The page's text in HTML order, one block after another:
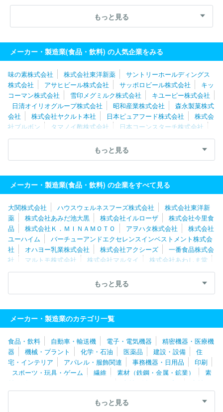
もっと見る
メーカー・製造業(食品・飲料) の人気企業をみる
味の素株式会社 株式会社東洋新薬
サントリーホールディングス
株式会社
アサヒビール株式会社 サッポロビール株式会社
キッ
コーマン株式会社
雪印メグミルク株式会社
キユーピー株式会社
日清オイリオグループ株式会社
昭和産業株式会社
森永製菓株式
会社
株式会社ヤクルト本社 日本ピュアフード株式会社
株式会
社ブルボン
タマノイ酢株式会社
日本コーンスターチ株式会社
伊藤ハム株式会社
米久株式会社
ケンコーマヨネーズ株式会社
山崎製パン株式会社
ア
サヒ飲料株式会社
ン
ミヨシ油脂株式会社 株式会社ニチレイフーズ
もっと見る
メーカー・製造業(食品・飲料) の企業をすべて見る
大関株式会社 ハウスウェルネスフーズ株式会社
株式会社東洋新
薬
株式会社あみだ池大黒 株式会社イルローザ
株式会社今里食
品
株式会社Ｋ．ＭＩＮＡＭＯＴＯ アヲハタ株式会社
株式会社
ユーハイム
バーチューアンドエクセレンスインベストメント株式会
社
オハヨー乳業株式会社 株式会社アクシーズ
一番食品株式会
社
マルトモ株式会社 株式会社マルタイ
株式会社あわしま堂
伊藤ハム株式会社
ヤマサン食品工業株式会社
井村屋株式会社
シノブフーズ株式会社
わ
カネ美食品株式会社 いなば食品株式会社
ニコニコのり株式
会社
九鬼産業株式会社 ヤマモリ株式会社
社
月桂冠株式会社 江崎グリコ株式会社
伊那食品工業株式会
社
株式会社オリエンタルベーカリー 株式会社創味食品
はごろ
もフーズ株式会社
アピ株式会社 米久株式会社
株式会社柿安本
店
敷島製パン株式会社 マルサンアイ株式会社
よつ葉乳業株式
日本ハム惣菜株式会社 プライムデリカ株式会社
もっと見る
メーカー・製造業のカテゴリ一覧
食品・飲料 自動車・輸送機 電子・電気機器
精密機器・医療機
器
機械・プラント 化学・石油 医薬品 建設・設備
住
宅・インテリア
アパレル・服飾関連 事務機器・日用品
印刷
スポーツ・玩具・ゲーム
繊維 素材（鉄鋼・金属・鉱業）
素
材（ゴム・ガラス・セラミックス）
素材（紙・パルプ）
素材
（その他）
農林・水産 たばこ・飼料 その他
もっと見る